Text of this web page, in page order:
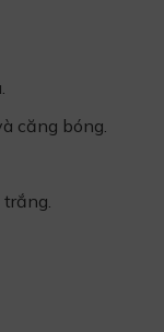
căng bóng.